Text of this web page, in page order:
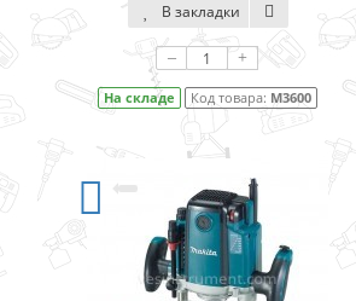
В закладки
– +
На складе Код товара: M3600